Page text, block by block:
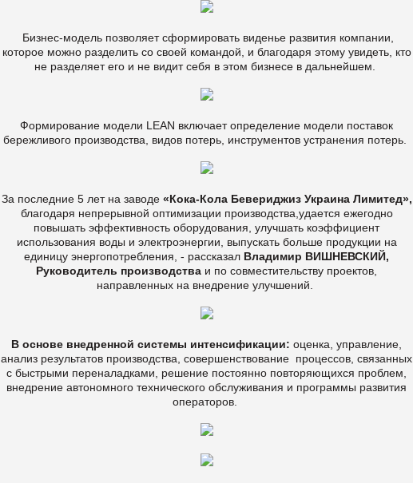
Бизнес-модель позволяет сформировать виденье развития компании,
которое можно разделить со своей командой, и благодаря этому увидеть, кто
не разделяет его и не видит себя в этом бизнесе в дальнейшем.
Формирование модели LEAN включает определение модели поставок
бережливого производства, видов потерь, инструментов устранения потерь.
За последние 5 лет на заводе «Кока-Кола Бевериджиз Украина Лимитед»,
благодаря непрерывной оптимизации производства,удается ежегодно
повышать эффективность оборудования, улучшать коэффициент
использования воды и электроэнергии, выпускать больше продукции на
единицу энергопотребления, - рассказал Владимир ВИШНЕВСКИЙ,
Руководитель производства и по совместительству проектов,
направленных на внедрение улучшений.
В основе внедренной системы интенсификации: оценка, управление,
анализ результатов производства, совершенствование процессов, связанных
с быстрыми переналадками, решение постоянно повторяющихся проблем,
внедрение автономного технического обслуживания и программы развития
операторов.